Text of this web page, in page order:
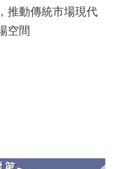
推動傳統市場現代
空間